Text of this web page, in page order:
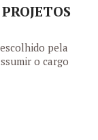
pela
o cargo